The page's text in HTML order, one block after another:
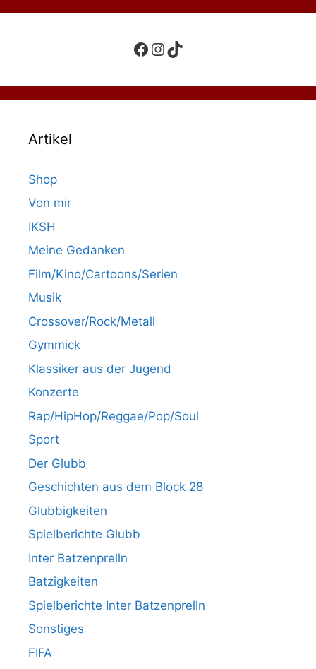
Facebook
Instagram
TikTok
Artikel
Shop
Von mir
IKSH
Meine Gedanken
Film/Kino/Cartoons/Serien
Musik
Crossover/Rock/Metall
Gymmick
Klassiker aus der Jugend
Konzerte
Rap/HipHop/Reggae/Pop/Soul
Sport
Der Glubb
Geschichten aus dem Block 28
Glubbigkeiten
Spielberichte Glubb
Inter Batzenprelln
Batzigkeiten
Spielberichte Inter Batzenprelln
Sonstiges
FIFA